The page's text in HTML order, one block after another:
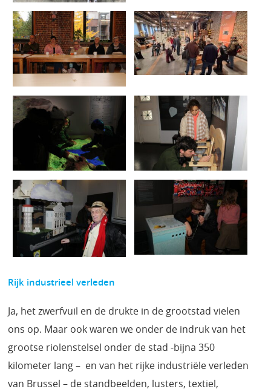
Rijk industrieel verleden
Ja, het zwerfvuil en de drukte in de grootstad vielen
ons op. Maar ook waren we onder de indruk van het
grootse riolenstelsel onder de stad -bijna 350
kilometer lang – en van het rijke industriële verleden
van Brussel – de standbeelden, lusters, textiel,